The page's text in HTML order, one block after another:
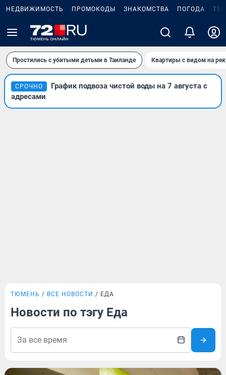
НЕДВИЖИМОСТЬ ПРОМОКОДЫ ЗНАКОМСТВА ПОГОДА
Простились с убитыми детьми в Таиланде Квартиры с видом на
СРОЧНО
График подвоза чистой воды на 7 августа с
адресами
ТЮМЕНЬ ВСЕ НОВОСТИ ЕДА
Новости по тэгу Еда